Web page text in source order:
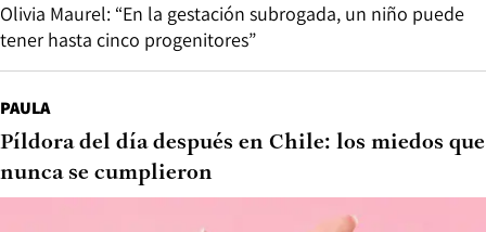
Olivia Maurel: “En la gestación subrogada, un niño puede
tener hasta cinco progenitores”
PAULA
Píldora del día después en Chile: los miedos que
nunca se cumplieron